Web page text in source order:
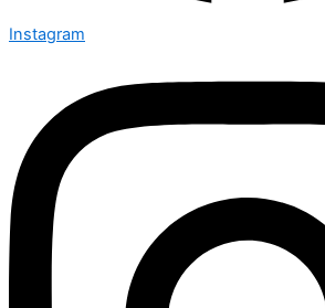
Instagram